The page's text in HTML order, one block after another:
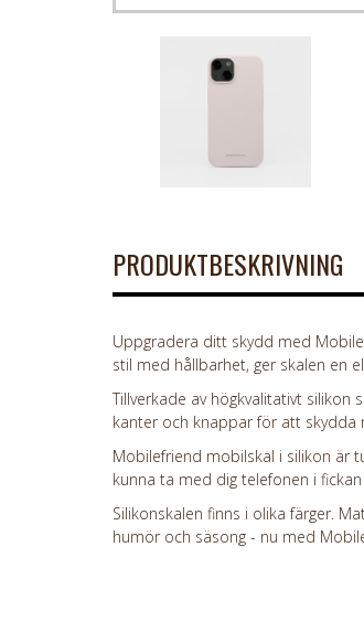
PRODUKTBESKRIVNING
Uppgradera ditt skydd med
stil med hållbarhet, ger skalen en
Tillverkade av högkvalitativt
kanter och knappar för att
Mobilefriend mobilskal i silikon är
kunna ta med dig telefonen i
Silikonskalen finns i olika färger.
humör och säsong - nu med